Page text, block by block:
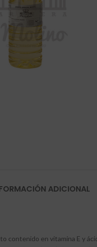
ADICIONAL
contenido en vitamina E y